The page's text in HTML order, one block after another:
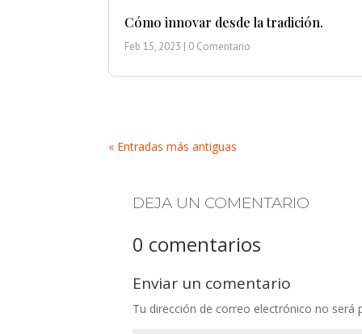
Cómo innovar desde la tradición.
Feb 15, 2023 | 0 Comentario
« Entradas más antiguas
DEJA UN COMENTARIO
0 comentarios
Enviar un comentario
Tu dirección de correo electrónico no será